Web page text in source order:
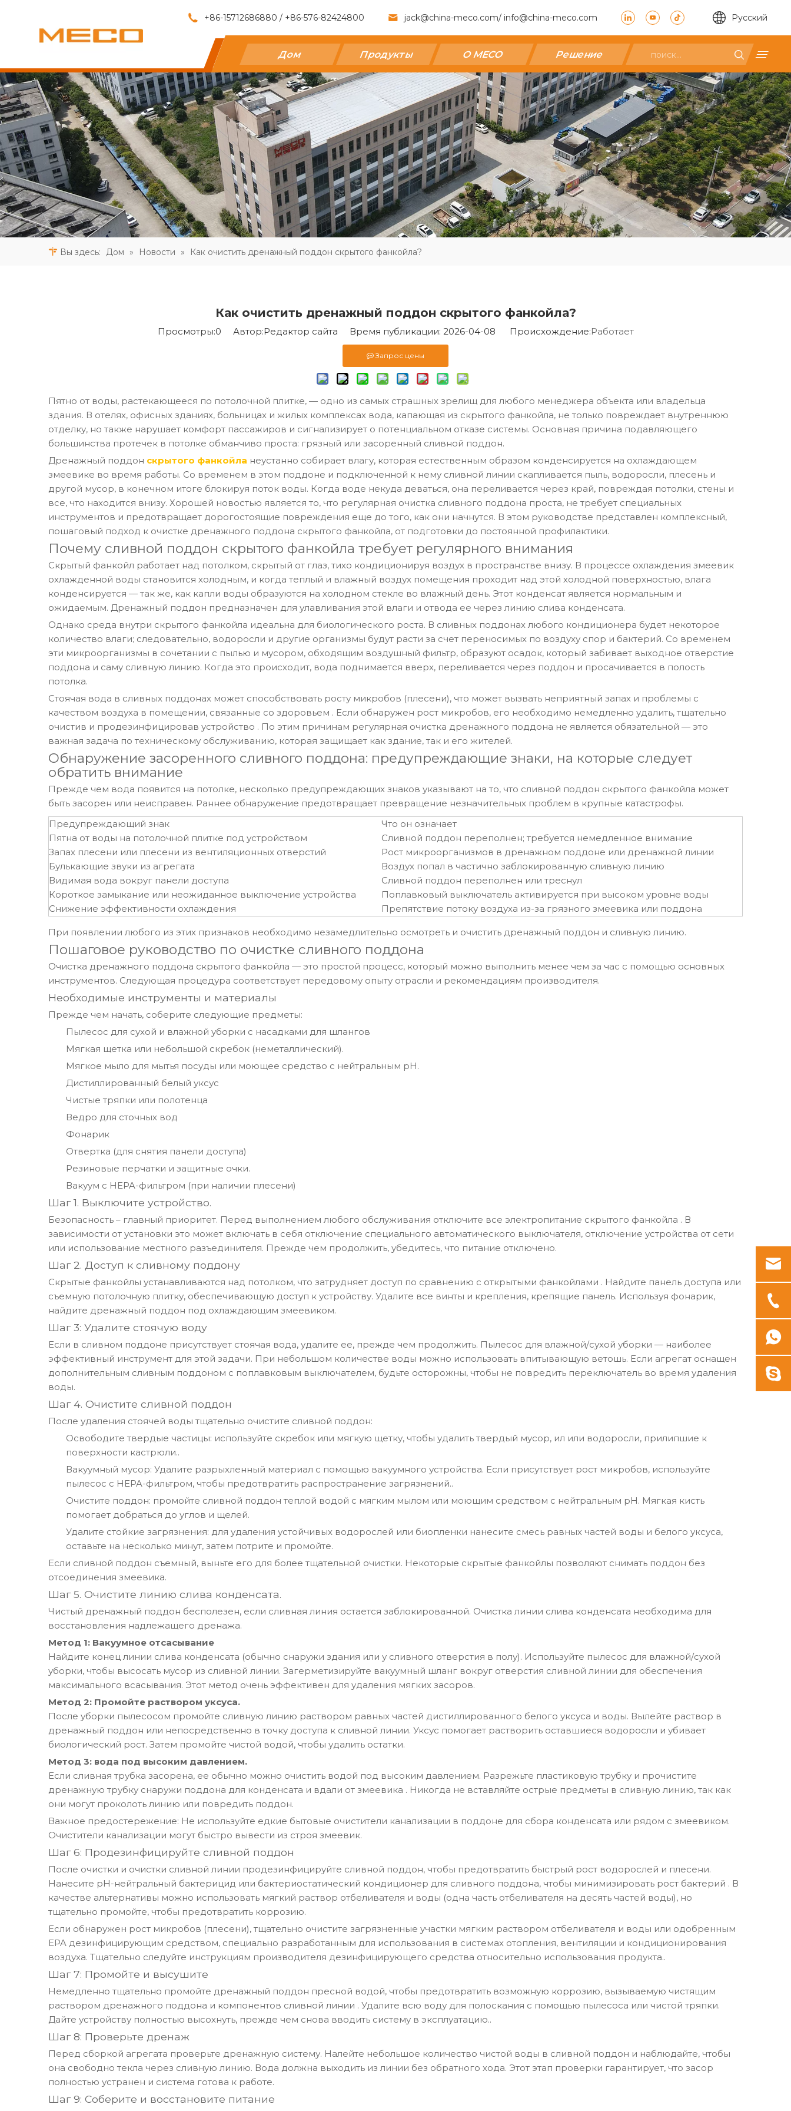
+86-15712686880 / +86-576-82424800 jack@china-meco.com/ info@china-meco.com Pусский
Дом Продукты О MECO Решение
Вы здесь: Дом » Новости » Как очистить дренажный поддон скрытого фанкойла?
Как очистить дренажный поддон скрытого фанкойла?
Просмотры:0 Автор:Pедактор сайта Время публикации: 2026-04-08 Происхождение:Работает
Запрос цены
Пятно от воды, растекающееся по потолочной плитке, — одно из самых страшных зрелищ для любого менеджера объекта или владельца
здания. В отелях, офисных зданиях, больницах и жилых комплексах вода, капающая из скрытого фанкойла, не только повреждает внутреннюю
отделку, но также нарушает комфорт пассажиров и сигнализирует о потенциальном отказе системы. Основная причина подавляющего
большинства протечек в потолке обманчиво проста: грязный или засоренный сливной поддон.
Дренажный поддон скрытого фанкойла неустанно собирает влагу, которая естественным образом конденсируется на охлаждающем
змеевике во время работы. Со временем в этом поддоне и подключенной к нему сливной линии скапливается пыль, водоросли, плесень и
другой мусор, в конечном итоге блокируя поток воды. Когда воде некуда деваться, она переливается через край, повреждая потолки, стены и
все, что находится внизу. Хорошей новостью является то, что регулярная очистка сливного поддона проста, не требует специальных
инструментов и предотвращает дорогостоящие повреждения еще до того, как они начнутся. В этом руководстве представлен комплексный,
пошаговый подход к очистке дренажного поддона скрытого фанкойла, от подготовки до постоянной профилактики.
Почему сливной поддон скрытого фанкойла требует регулярного внимания
Скрытый фанкойл работает над потолком, скрытый от глаз, тихо кондиционируя воздух в пространстве внизу. В процессе охлаждения змеевик
охлажденной воды становится холодным, и когда теплый и влажный воздух помещения проходит над этой холодной поверхностью, влага
конденсируется — так же, как капли воды образуются на холодном стекле во влажный день. Этот конденсат является нормальным и
ожидаемым. Дренажный поддон предназначен для улавливания этой влаги и отвода ее через линию слива конденсата.
Однако среда внутри скрытого фанкойла идеальна для биологического роста. В сливных поддонах любого кондиционера будет некоторое
количество влаги; следовательно, водоросли и другие организмы будут расти за счет переносимых по воздуху спор и бактерий. Со временем
эти микроорганизмы в сочетании с пылью и мусором, обходящим воздушный фильтр, образуют осадок, который забивает выходное отверстие
поддона и саму сливную линию. Когда это происходит, вода поднимается вверх, переливается через поддон и просачивается в полость
потолка.
Стоячая вода в сливных поддонах может способствовать росту микробов (плесени), что может вызвать неприятный запах и проблемы с
качеством воздуха в помещении, связанные со здоровьем . Если обнаружен рост микробов, его необходимо немедленно удалить, тщательно
очистив и продезинфицировав устройство . По этим причинам регулярная очистка дренажного поддона не является обязательной — это
важная задача по техническому обслуживанию, которая защищает как здание, так и его жителей.
Обнаружение засоренного сливного поддона: предупреждающие знаки, на которые следует
обратить внимание
Прежде чем вода появится на потолке, несколько предупреждающих знаков указывают на то, что сливной поддон скрытого фанкойла может
быть засорен или неисправен. Раннее обнаружение предотвращает превращение незначительных проблем в крупные катастрофы.
Предупреждающий знак
Что он означает
Пятна от воды на потолочной плитке под устройством
Сливной поддон переполнен; требуется немедленное внимание
Запах плесени или плесени из вентиляционных отверстий
Рост микроорганизмов в дренажном поддоне или дренажной линии
Булькающие звуки из агрегата
Воздух попал в частично заблокированную сливную линию
Видимая вода вокруг панели доступа
Сливной поддон переполнен или треснул
Короткое замыкание или неожиданное выключение устройства
Поплавковый выключатель активируется при высоком уровне воды
Снижение эффективности охлаждения
Препятствие потоку воздуха из-за грязного змеевика или поддона
При появлении любого из этих признаков необходимо незамедлительно осмотреть и очистить дренажный поддон и сливную линию.
Пошаговое руководство по очистке сливного поддона
Очистка дренажного поддона скрытого фанкойла — это простой процесс, который можно выполнить менее чем за час с помощью основных
инструментов. Следующая процедура соответствует передовому опыту отрасли и рекомендациям производителя.
Необходимые инструменты и материалы
Прежде чем начать, соберите следующие предметы:
Пылесос для сухой и влажной уборки с насадками для шлангов
Мягкая щетка или небольшой скребок (неметаллический).
Мягкое мыло для мытья посуды или моющее средство с нейтральным pH.
Дистиллированный белый уксус
Чистые тряпки или полотенца
Ведро для сточных вод
Фонарик
Отвертка (для снятия панели доступа)
Резиновые перчатки и защитные очки.
Вакуум с HEPA-фильтром (при наличии плесени)
Шаг 1. Выключите устройство.
Безопасность – главный приоритет. Перед выполнением любого обслуживания отключите все электропитание скрытого фанкойла . В
зависимости от установки это может включать в себя отключение специального автоматического выключателя, отключение устройства от сети
или использование местного разъединителя. Прежде чем продолжить, убедитесь, что питание отключено.
Шаг 2. Доступ к сливному поддону
Скрытые фанкойлы устанавливаются над потолком, что затрудняет доступ по сравнению с открытыми фанкойлами . Найдите панель доступа или
съемную потолочную плитку, обеспечивающую доступ к устройству. Удалите все винты и крепления, крепящие панель. Используя фонарик,
найдите дренажный поддон под охлаждающим змеевиком.
Шаг 3: Удалите стоячую воду
Если в сливном поддоне присутствует стоячая вода, удалите ее, прежде чем продолжить. Пылесос для влажной/сухой уборки — наиболее
эффективный инструмент для этой задачи. При небольшом количестве воды можно использовать впитывающую ветошь. Если агрегат оснащен
дополнительным сливным поддоном с поплавковым выключателем, будьте осторожны, чтобы не повредить переключатель во время удаления
воды.
Шаг 4. Очистите сливной поддон
После удаления стоячей воды тщательно очистите сливной поддон:
Освободите твердые частицы: используйте скребок или мягкую щетку, чтобы удалить твердый мусор, ил или водоросли, прилипшие к
поверхности кастрюли..
Вакуумный мусор: Удалите разрыхленный материал с помощью вакуумного устройства. Если присутствует рост микробов, используйте
пылесос с HEPA-фильтром, чтобы предотвратить распространение загрязнений..
Очистите поддон: промойте сливной поддон теплой водой с мягким мылом или моющим средством с нейтральным pH. Мягкая кисть
помогает добраться до углов и щелей.
Удалите стойкие загрязнения: для удаления устойчивых водорослей или биопленки нанесите смесь равных частей воды и белого уксуса,
оставьте на несколько минут, затем потрите и промойте.
Если сливной поддон съемный, выньте его для более тщательной очистки. Некоторые скрытые фанкойлы позволяют снимать поддон без
отсоединения змеевика.
Шаг 5. Очистите линию слива конденсата.
Чистый дренажный поддон бесполезен, если сливная линия остается заблокированной. Очистка линии слива конденсата необходима для
восстановления надлежащего дренажа.
Метод 1: Вакуумное отсасывание
Найдите конец линии слива конденсата (обычно снаружи здания или у сливного отверстия в полу). Используйте пылесос для влажной/сухой
уборки, чтобы высосать мусор из сливной линии. Загерметизируйте вакуумный шланг вокруг отверстия сливной линии для обеспечения
максимального всасывания. Этот метод очень эффективен для удаления мягких засоров.
Метод 2: Промойте раствором уксуса.
После уборки пылесосом промойте сливную линию раствором равных частей дистиллированного белого уксуса и воды. Вылейте раствор в
дренажный поддон или непосредственно в точку доступа к сливной линии. Уксус помогает растворить оставшиеся водоросли и убивает
биологический рост. Затем промойте чистой водой, чтобы удалить остатки.
Метод 3: вода под высоким давлением.
Если сливная трубка засорена, ее обычно можно очистить водой под высоким давлением. Разрежьте пластиковую трубку и прочистите
дренажную трубку снаружи поддона для конденсата и вдали от змеевика . Никогда не вставляйте острые предметы в сливную линию, так как
они могут проколоть линию или повредить поддон.
Важное предостережение: Не используйте едкие бытовые очистители канализации в поддоне для сбора конденсата или рядом с змеевиком.
Очистители канализации могут быстро вывести из строя змеевик.
Шаг 6: Продезинфицируйте сливной поддон
После очистки и очистки сливной линии продезинфицируйте сливной поддон, чтобы предотвратить быстрый рост водорослей и плесени.
Нанесите pH-нейтральный бактерицид или бактериостатический кондиционер для сливного поддона, чтобы минимизировать рост бактерий . В
качестве альтернативы можно использовать мягкий раствор отбеливателя и воды (одна часть отбеливателя на десять частей воды), но
тщательно промойте, чтобы предотвратить коррозию.
Если обнаружен рост микробов (плесени), тщательно очистите загрязненные участки мягким раствором отбеливателя и воды или одобренным
EPA дезинфицирующим средством, специально разработанным для использования в системах отопления, вентиляции и кондиционирования
воздуха. Тщательно следуйте инструкциям производителя дезинфицирующего средства относительно использования продукта..
Шаг 7: Промойте и высушите
Немедленно тщательно промойте дренажный поддон пресной водой, чтобы предотвратить возможную коррозию, вызываемую чистящим
раствором дренажного поддона и компонентов сливной линии . Удалите всю воду для полоскания с помощью пылесоса или чистой тряпки.
Дайте устройству полностью высохнуть, прежде чем снова вводить систему в эксплуатацию..
Шаг 8: Проверьте дренаж
Перед сборкой агрегата проверьте дренажную систему. Налейте небольшое количество чистой воды в сливной поддон и наблюдайте, чтобы
она свободно текла через сливную линию. Вода должна выходить из линии без обратного хода. Этот этап проверки гарантирует, что засор
полностью устранен и система готова к работе.
Шаг 9: Соберите и восстановите питание